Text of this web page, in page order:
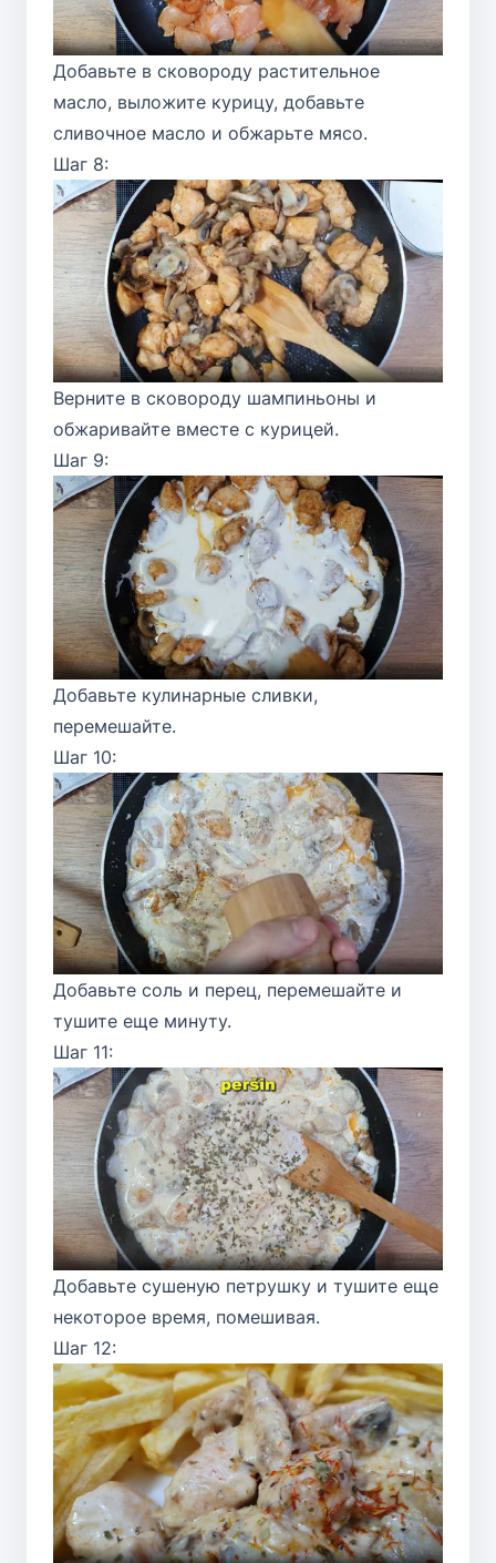
Добавьте в сковороду растительное
масло, выложите курицу, добавьте
сливочное масло и обжарьте мясо.
Шаг 8:
Верните в сковороду шампиньоны и
обжаривайте вместе с курицей.
Шаг 9:
Добавьте кулинарные сливки,
перемешайте.
Шаг 10:
Добавьте соль и перец, перемешайте и
тушите еще минуту.
Шаг 11:
Добавьте сушеную петрушку и тушите еще
некоторое время, помешивая.
Шаг 12: